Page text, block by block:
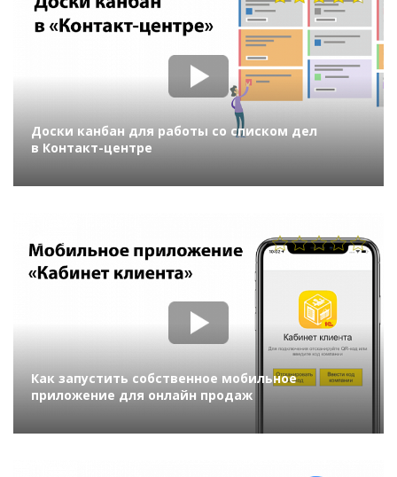
Доски канбан для работы со списком дел
в Контакт-центре
709
Как запустить собственное мобильное
приложение для онлайн продаж